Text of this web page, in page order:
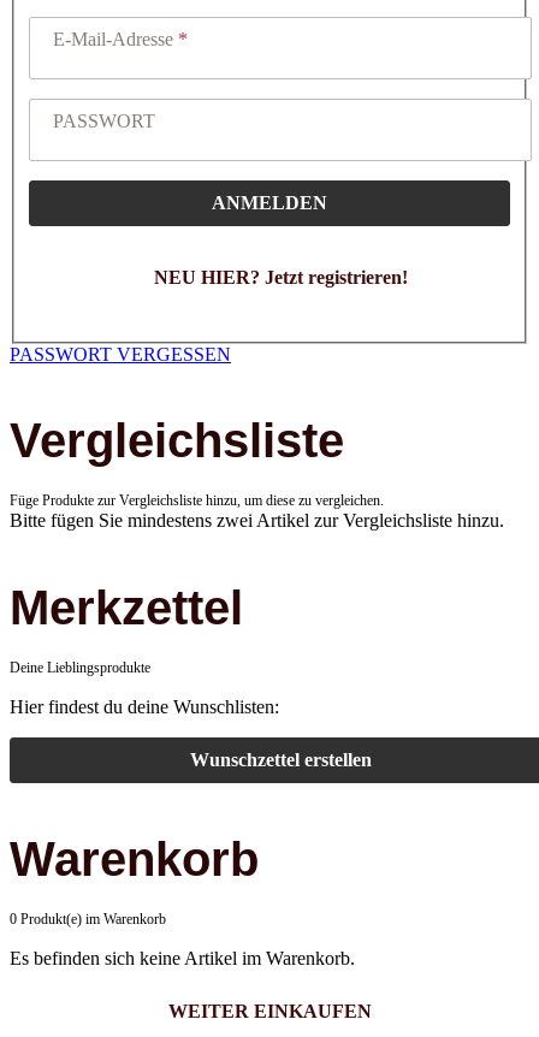
E-Mail-Adresse
PASSWORT
ANMELDEN
NEU HIER? Jetzt registrieren!
PASSWORT VERGESSEN
Vergleichsliste
Füge Produkte zur Vergleichsliste hinzu, um diese zu vergleichen.
Bitte fügen Sie mindestens zwei Artikel zur Vergleichsliste hinzu.
Merkzettel
Deine Lieblingsprodukte
Hier findest du deine Wunschlisten:
Wunschzettel erstellen
Warenkorb
0 Produkt(e) im Warenkorb
Es befinden sich keine Artikel im Warenkorb.
WEITER EINKAUFEN